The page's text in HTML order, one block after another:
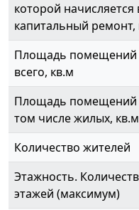
которой начисляется
капитальный ремонт,
Площадь
всего, кв.м
Площадь
том числе жилых, кв.м
Количество жителей
Этажность.
этажей (максимум)